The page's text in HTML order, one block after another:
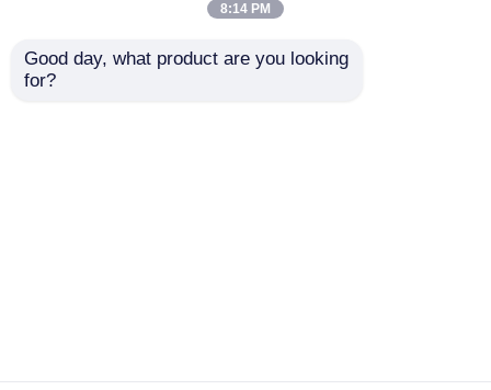
10 ml edelsteen heldere
8:14 PM
Good day, what product are you looking
for?